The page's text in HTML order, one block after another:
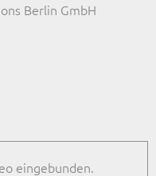
Berlin GmbH
eingebunden.